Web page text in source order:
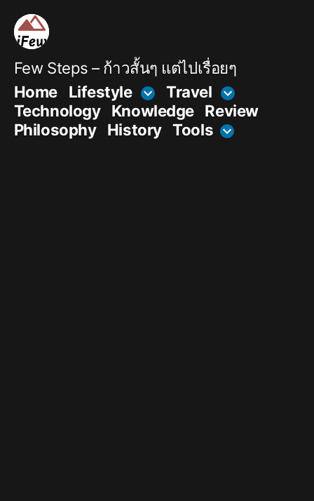
content
Few Steps – ก้าวสั้นๆ แต่ไปเรื่อยๆ
Home
Lifestyle
Travel
Technology
Knowledge Review
Philosophy
History Tools